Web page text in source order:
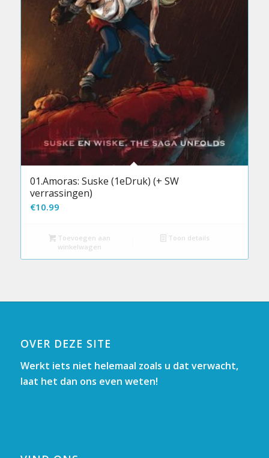
01.Amoras: Suske (1eDruk) (+ SW
verrassingen)
€10.99
Toevoegen aan
winkelwagen
Toon details
OVER DEZE SITE
Werkt iets niet helemaal zoals u dat verwacht,
laat het dan ons even weten!